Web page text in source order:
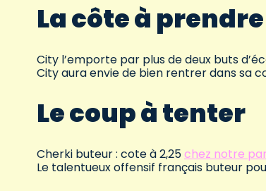
La côte à prendre
City l’emporte par plus de deux buts
City aura envie de bien rentrer dans sa
Le coup à tenter
Cherki buteur : cote à 2,25chez notre
Le talentueux offensif français buteur